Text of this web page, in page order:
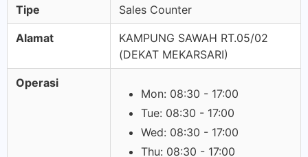
Tipe Sales Counter
Alamat
KAMPUNG SAWAH RT.05/02
(DEKAT MEKARSARI)
Operasi
Mon: 08:30 - 17:00
Tue: 08:30 - 17:00
Wed: 08:30 - 17:00
Thu: 08:30 - 17:00